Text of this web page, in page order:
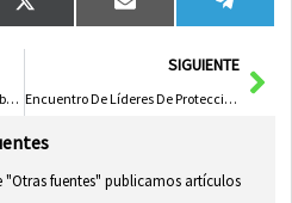
Compartir
en
X
(Twitter)
Compartir
en
Email
en
Castilla-La Mancha Advierte Sobre la Eliminación de Ayudas al Vino en la PAC 2028-2034, Según Manifiesto de la AREV
SIGUIENTE
Encuentro De Líderes De Protección Civil En Castellana-La Mancha
"Otras fuentes" publicamos artículos